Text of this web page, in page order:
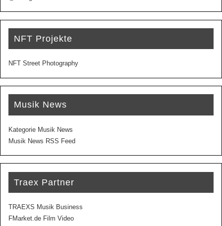
NFT Projekte
NFT Street Photography
Musik News
Kategorie Musik News
Musik News RSS Feed
Traex Partner
TRAEXS Musik Business
FMarket.de Film Video